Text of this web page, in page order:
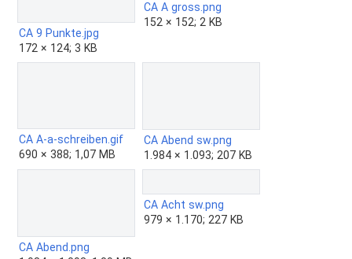
CA 9 Punkte.jpg
172 × 124; 3 KB
CA A gross.png
152 × 152; 2 KB
CA A-a-schreiben.gif
690 × 388; 1,07 MB
CA Abend sw.png
1.984 × 1.093; 207 KB
CA Abend.png
CA Acht sw.png
979 × 1.170; 227 KB